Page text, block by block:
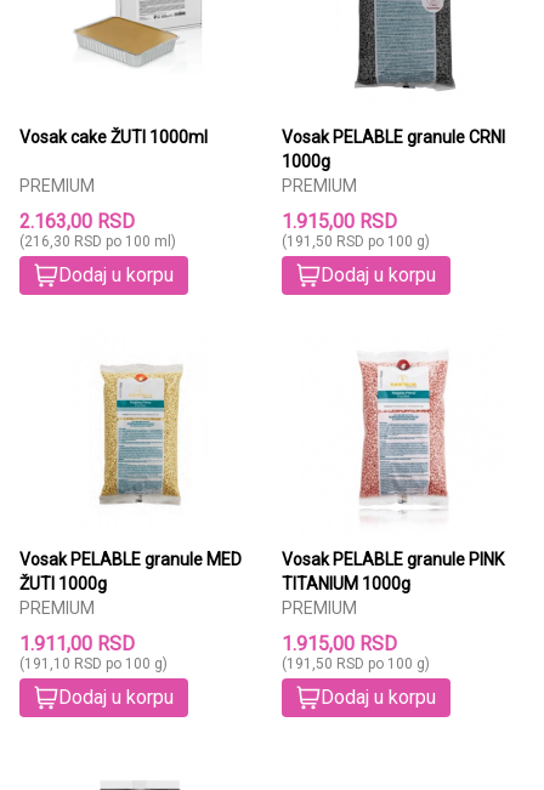
Vosak cake ŽUTI 1000ml
PREMIUM
2.163,00 RSD
(216,30 RSD po 100 ml)
Dodaj u korpu
Vosak PELABLE granule CRNI
1000g
PREMIUM
1.915,00 RSD
(191,50 RSD po 100 g)
Dodaj u korpu
Vosak PELABLE granule MED
ŽUTI 1000g
PREMIUM
1.911,00 RSD
(191,10 RSD po 100 g)
Dodaj u korpu
Vosak PELABLE granule PINK
TITANIUM 1000g
PREMIUM
1.915,00 RSD
(191,50 RSD po 100 g)
Dodaj u korpu